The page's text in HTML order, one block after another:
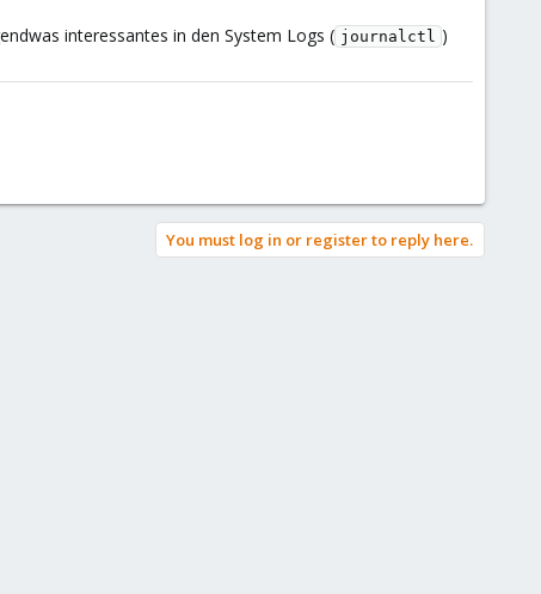
interessantes in den System Logs ( journalctl )
You must log in or register to reply here.